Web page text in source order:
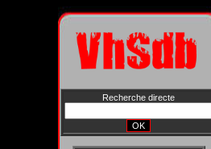
Recherche directe